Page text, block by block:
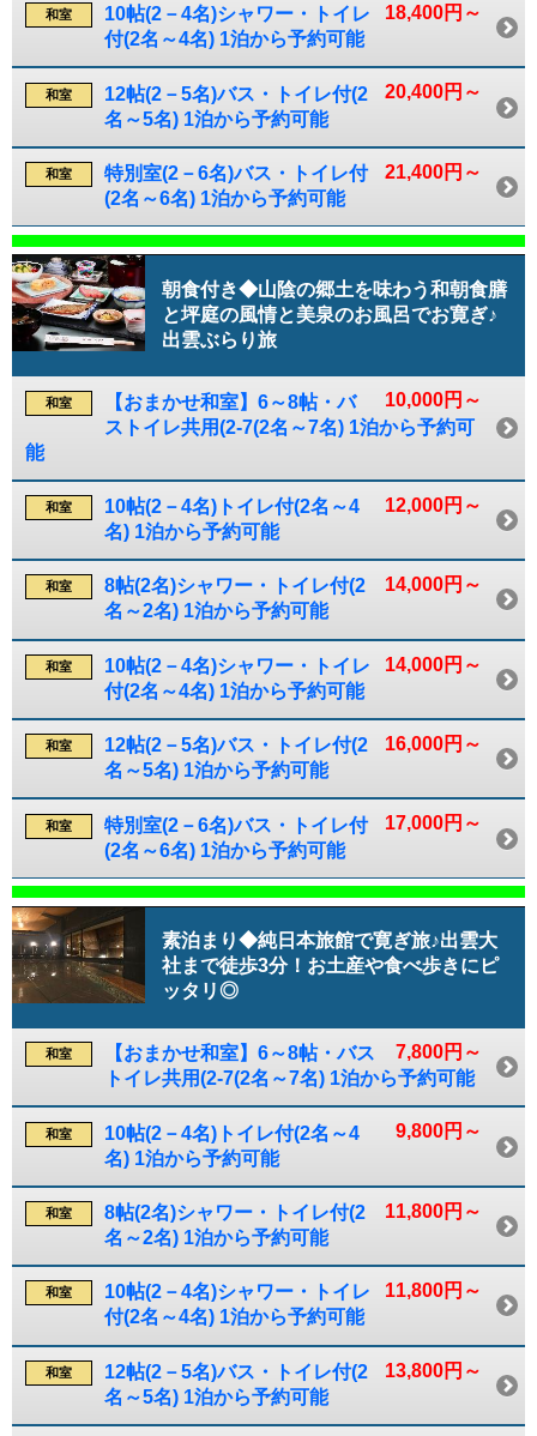
18,400円～
和室
10帖(2－4名)シャワー・トイレ
付(2名～4名) 1泊から予約可能
20,400円～
和室
12帖(2－5名)バス・トイレ付(2
名～5名) 1泊から予約可能
21,400円～
和室
特別室(2－6名)バス・トイレ付
(2名～6名) 1泊から予約可能
朝食付き◆山陰の郷土を味わう和朝食膳
と坪庭の風情と美泉のお風呂でお寛ぎ♪
出雲ぶらり旅
10,000円～
和室
【おまかせ和室】6～8帖・バ
ストイレ共用(2-7(2名～7名) 1泊から予約可
能
12,000円～
和室
10帖(2－4名)トイレ付(2名～4
名) 1泊から予約可能
14,000円～
和室
8帖(2名)シャワー・トイレ付(2
名～2名) 1泊から予約可能
14,000円～
和室
10帖(2－4名)シャワー・トイレ
付(2名～4名) 1泊から予約可能
16,000円～
和室
12帖(2－5名)バス・トイレ付(2
名～5名) 1泊から予約可能
17,000円～
和室
特別室(2－6名)バス・トイレ付
(2名～6名) 1泊から予約可能
素泊まり◆純日本旅館で寛ぎ旅♪出雲大
社まで徒歩3分！お土産や食べ歩きにピ
ッタリ◎
7,800円～
和室
【おまかせ和室】6～8帖・バス
トイレ共用(2-7(2名～7名) 1泊から予約可能
9,800円～
和室
10帖(2－4名)トイレ付(2名～4
名) 1泊から予約可能
11,800円～
和室
8帖(2名)シャワー・トイレ付(2
名～2名) 1泊から予約可能
11,800円～
和室
10帖(2－4名)シャワー・トイレ
付(2名～4名) 1泊から予約可能
13,800円～
和室
12帖(2－5名)バス・トイレ付(2
名～5名) 1泊から予約可能